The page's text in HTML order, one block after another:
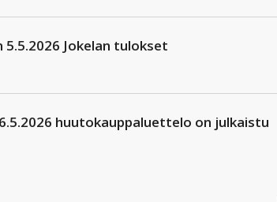
Jokelan tulokset
huutokauppaluettelo on julkaistu